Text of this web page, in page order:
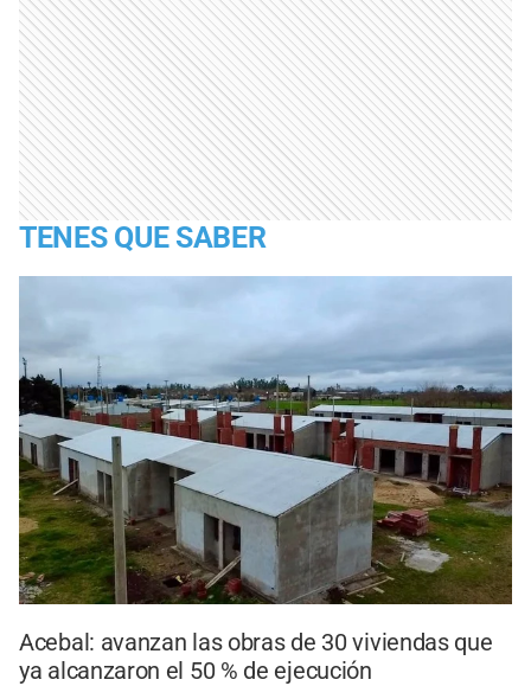
TENES QUE SABER
Acebal: avanzan las obras de 30 viviendas que
ya alcanzaron el 50 % de ejecución